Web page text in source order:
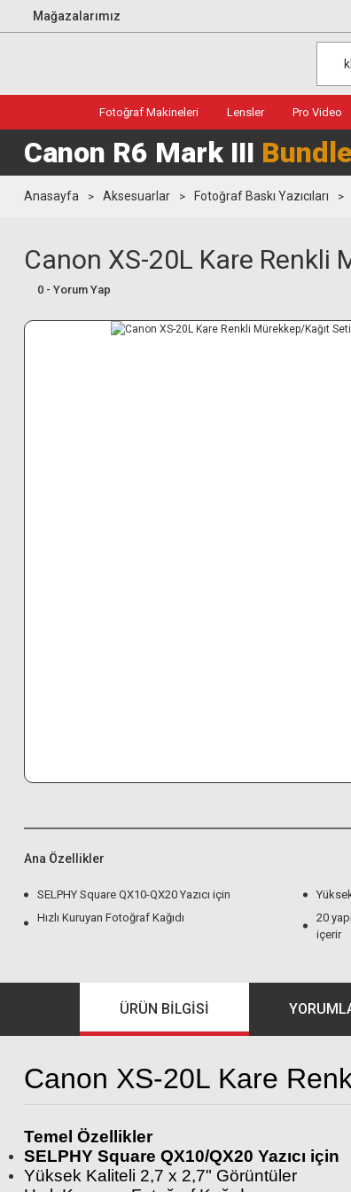
Mağazalarımız
Fotoğraf Makineleri Lensler Pro Video
Canon R6 Mark III
Anasayfa Aksesuarlar Fotoğraf Baskı Yazıcıları
Canon XS-20L Kare Renkli
0 - Yorum Yap
Ana Özellikler
SELPHY Square QX10-QX20 Yazıcı için
Hızlı Kuruyan Fotoğraf Kağıdı
20
içerir
ÜRÜN BILGISI
Canon XS-20L Kare
Temel Özellikler
SELPHY Square QX10/QX20 Yazıcı için
Yüksek Kaliteli 2,7 x 2,7" Görüntüler